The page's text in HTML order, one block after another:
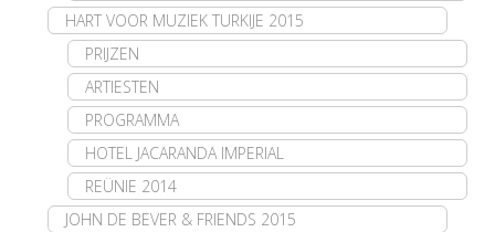
HART VOOR MUZIEK TURKIJE 2015
PRIJZEN
ARTIESTEN
PROGRAMMA
HOTEL JACARANDA IMPERIAL
REÜNIE 2014
JOHN DE BEVER & FRIENDS 2015